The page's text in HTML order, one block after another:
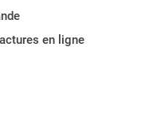
en ligne